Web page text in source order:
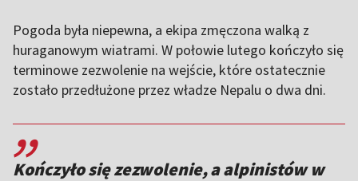
Pogoda była niepewna, a ekipa zmęczona walką z
huraganowym wiatrami. W połowie lutego kończyło się
terminowe zezwolenie na wejście, które ostatecznie
zostało przedłużone przez władze Nepalu o dwa dni.
,,
Kończyło się zezwolenie, a alpinistów w